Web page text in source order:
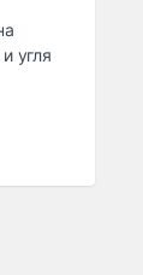
угля